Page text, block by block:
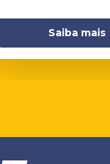
Saiba mais